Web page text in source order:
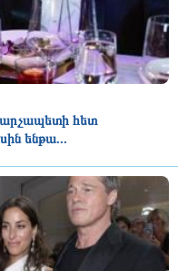
հետ
ենթա...